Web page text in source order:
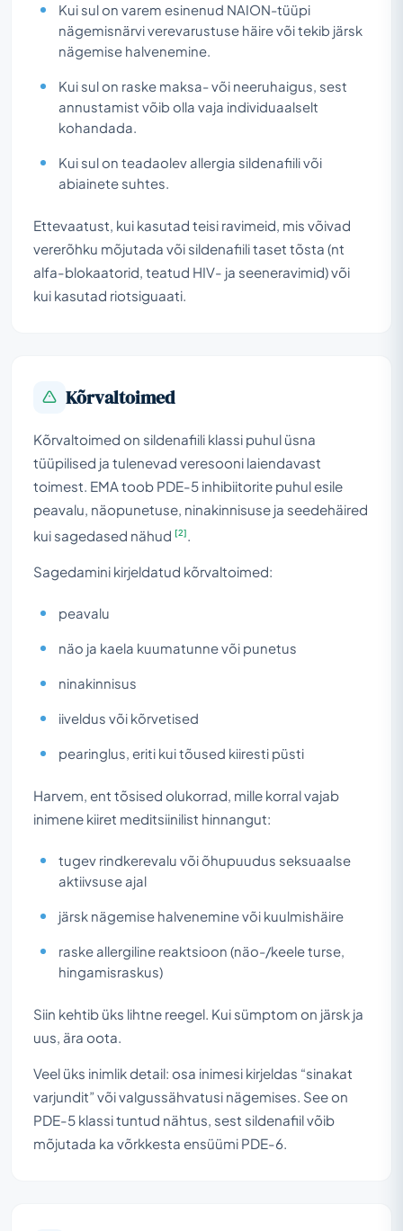
Kui sul on varem esinenud NAION-tüüpi
nägemisnärvi verevarustuse häire või tekib järsk
nägemise halvenemine.
Kui sul on raske maksa- või neeruhaigus, sest
annustamist võib olla vaja individuaalselt
kohandada.
Kui sul on teadaolev allergia sildenafiili või
abiainete suhtes.
Ettevaatust, kui kasutad teisi ravimeid, mis võivad
vererõhku mõjutada või sildenafiili taset tõsta (nt
alfa-blokaatorid, teatud HIV- ja seeneravimid) või
kui kasutad riotsiguaati.
Kõrvaltoimed
Kõrvaltoimed on sildenafiili klassi puhul üsna
tüüpilised ja tulenevad veresooni laiendavast
toimest. EMA toob PDE-5 inhibiitorite puhul esile
peavalu, näopunetuse, ninakinnisuse ja seedehäired
kui sagedased nähud [2]
Sagedamini kirjeldatud kõrvaltoimed:
peavalu
näo ja kaela kuumatunne või punetus
ninakinnisus
iiveldus või kõrvetised
pearinglus, eriti kui tõused kiiresti püsti
Harvem, ent tõsised olukorrad, mille korral vajab
inimene kiiret meditsiinilist hinnangut:
tugev rindkerevalu või õhupuudus seksuaalse
aktiivsuse ajal
järsk nägemise halvenemine või kuulmishäire
raske allergiline reaktsioon (näo-/keele turse,
hingamisraskus)
Siin kehtib üks lihtne reegel. Kui sümptom on järsk ja
uus, ära oota.
Veel üks inimlik detail: osa inimesi kirjeldas “sinakat
varjundit” või valgussähvatusi nägemises. See on
PDE-5 klassi tuntud nähtus, sest sildenafiil võib
mõjutada ka võrkkesta ensüümi PDE-6.